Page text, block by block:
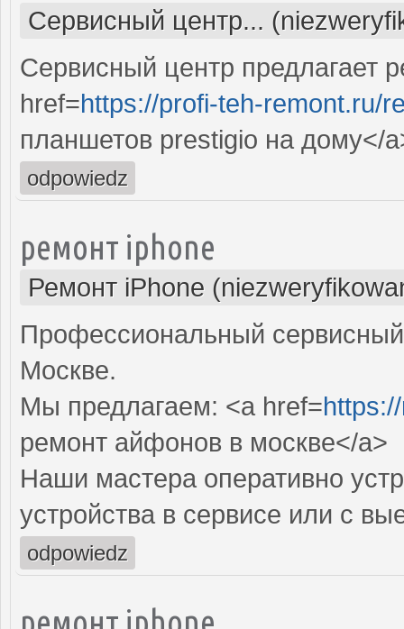
Сервисный центр...
Сервисный центр предлагает
href=https://profi-teh-remont.ru/
планшетов prestigio на дому</
odpowiedz
ремонт iphone
Ремонт iPhone
Профессиональный
Москве.
Мы предлагаем: <a href=
ремонт айфонов в москве</a>
Наши мастера оперативно
устройства в сервисе или с
odpowiedz
ремонт iphone